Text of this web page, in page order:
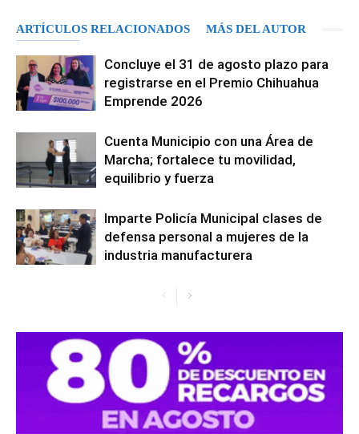
ARTÍCULOS RELACIONADOS MÁS DEL AUTOR
Concluye el 31 de agosto plazo para
registrarse en el Premio Chihuahua
Emprende 2026
Cuenta Municipio con una Área de
Marcha; fortalece tu movilidad,
equilibrio y fuerza
Imparte Policía Municipal clases de
defensa personal a mujeres de la
industria manufacturera